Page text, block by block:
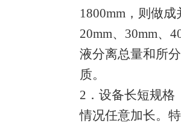
1800mm，则做
20mm、30mm、
液分离总量和所
质。
2．设备长短规
情况任意加长。